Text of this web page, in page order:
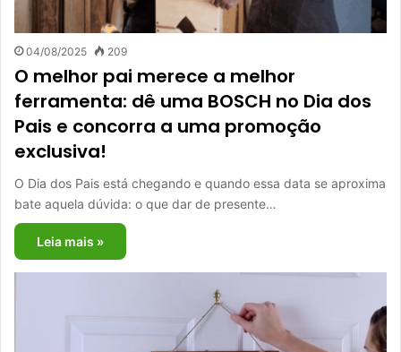
04/08/2025 209
O melhor pai merece a melhor
ferramenta: dê uma BOSCH no Dia dos
Pais e concorra a uma promoção
exclusiva!
O Dia dos Pais está chegando e quando essa data se aproxima
bate aquela dúvida: o que dar de presente…
Leia mais »